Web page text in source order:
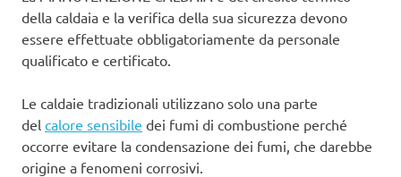
della caldaia e la verifica della sua sicurezza devono
essere effettuate obbligatoriamente da personale
qualificato e certificato.
Le caldaie tradizionali utilizzano solo una parte
del calore sensibile dei fumi di combustione perché
occorre evitare la condensazione dei fumi, che darebbe
origine a fenomeni corrosivi.